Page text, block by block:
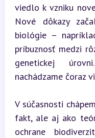
viedlo k vzniku
Nové dôkazy
biológie –
príbuznosť medzi
genetickej
nachádzame čoraz
V súčasnosti
fakt, ale aj ako
ochrane